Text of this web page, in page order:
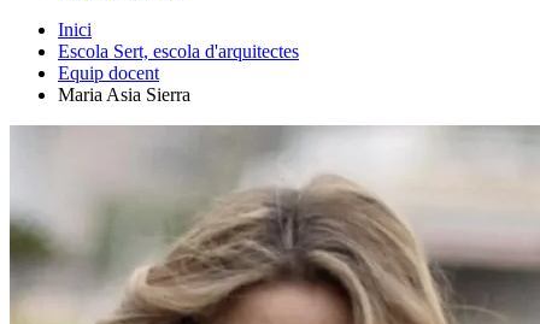
Inici
Escola Sert, escola d'arquitectes
Equip docent
Maria Asia Sierra